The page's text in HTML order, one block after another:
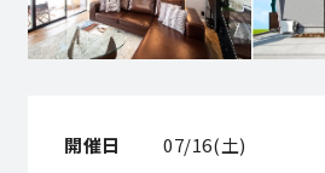
来店・見
開催日
07/16(土)